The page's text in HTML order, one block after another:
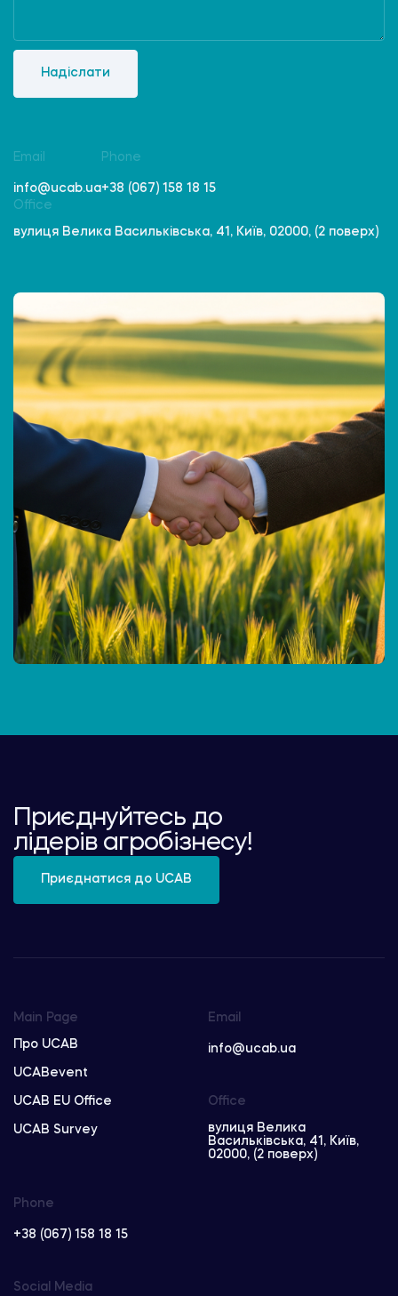
Надіслати
Email
info@ucab.ua
Phone
+38 (067) 158 18 15
Office
вулиця Велика Васильківська, 41, Київ, 02000, (2 поверх)
Приєднуйтесь до
лідерів агробізнесу!
Приєднатися до UCAB
Main Page
Про UCAB
UCABevent
UCAB EU Office
UCAB Survey
Email
info@ucab.ua
Phone
+38 (067) 158 18 15
Office
вулиця Велика
Васильківська, 41, Київ,
02000, (2 поверх)
Social Media